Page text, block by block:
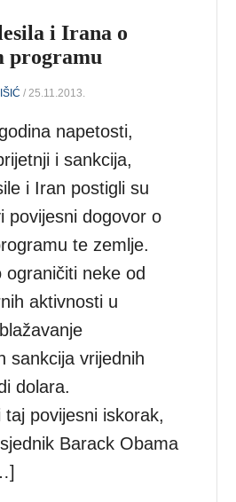
i Irana o
programu
/ 25.11.2013.
napetosti,
i sankcija,
i Iran postigli su
povijesni dogovor o
te zemlje.
neke od
aktivnosti u
sankcija vrijednih
dolara.
taj povijesni iskorak,
Barack Obama